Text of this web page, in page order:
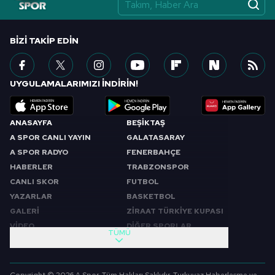
vasıtasıyla belirleyebilirsiniz. Çerezlere ilişkin detaylı bilgi
için Ayarlar butonuna tıklayabilir,Çerez Bilgilendirme
Metnimizi
ziyaret edebilirsiniz.
6698 sayılı Kişisel Verilerin Korunması Kanunu uyarınca
hazırlanmış Aydınlatma Metnimizi okumak ve sitemizde
ilgili mevzuata uygun olarak kullanılan çerezlerle ilgili bilgi
almak için lütfen
tıklayınız.
ANASAYFA
A SPOR CANLI YAYIN
A SPOR RADYO
HABERLER
CANLI SKOR
YAZARLAR
GALERİ
VİDEO
BEŞİKTAŞ
GALATASARAY
FENERBAHÇE
TRABZONSPOR
FUTBOL
BASKETBOL
ZİRAAT TÜRKİYE KUPASI
DİĞER SPORLAR
SABAH SPORU
FUTBOL
TÜMÜ
BIZI TAKIP EDIN
UYGULAMALARIMIZI İNDİRİN!